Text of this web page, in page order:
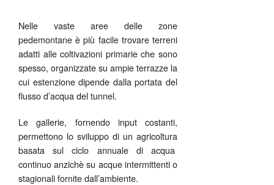
Nelle vaste aree delle zone
pedemontane è più facile trovare terreni
adatti alle coltivazioni primarie che sono
spesso, organizzate su ampie terrazze la
cui estenzione dipende dalla portata del
flusso d’acqua del tunnel.
Le gallerie, fornendo input costanti,
permettono lo sviluppo di un agricoltura
basata sul ciclo annuale di acqua
continuo anzichè su acque intermittenti o
stagionali fornite dall’ambiente.